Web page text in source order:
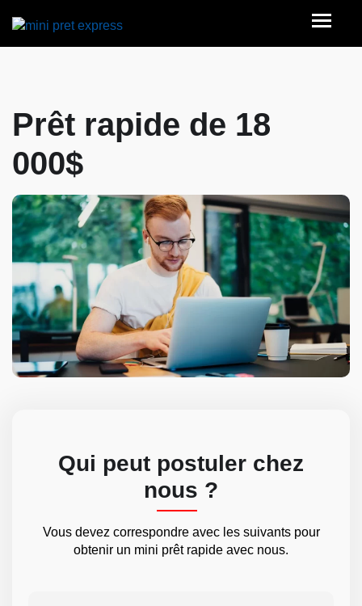
Prêt rapide de 18
000$
Qui peut postuler chez
nous ?
Vous devez correspondre avec les suivants pour
obtenir un mini prêt rapide avec nous.